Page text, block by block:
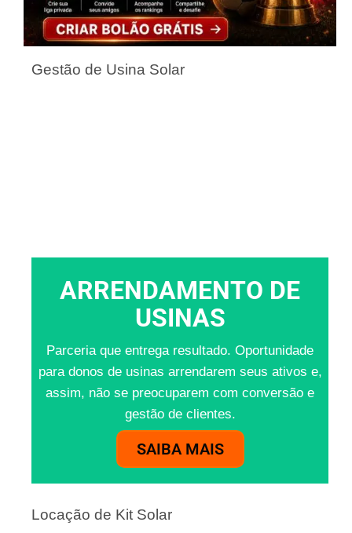
Gestão de Usina Solar
ARRENDAMENTO DE
USINAS
Parceria que entrega resultado. Oportunidade
para donos de usinas arrendarem seus ativos e,
assim, não se preocuparem com conversão e
gestão de clientes.
SAIBA MAIS
Locação de Kit Solar